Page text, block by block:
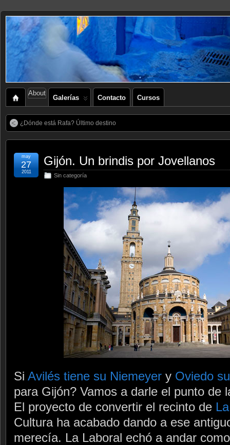
About
Galerías Contacto Cursos
¿Dónde está Rafa? Último destino
Gijón. Un brindis por Jovellanos
Sin categoría
may
27
2011
Si Avilés tiene su Niemeyer y Oviedo
para Gijón? Vamos a darle el punto de
El proyecto de convertir el recinto de
Cultura ha acabado dando a ese
merecía. La Laboral echó a andar